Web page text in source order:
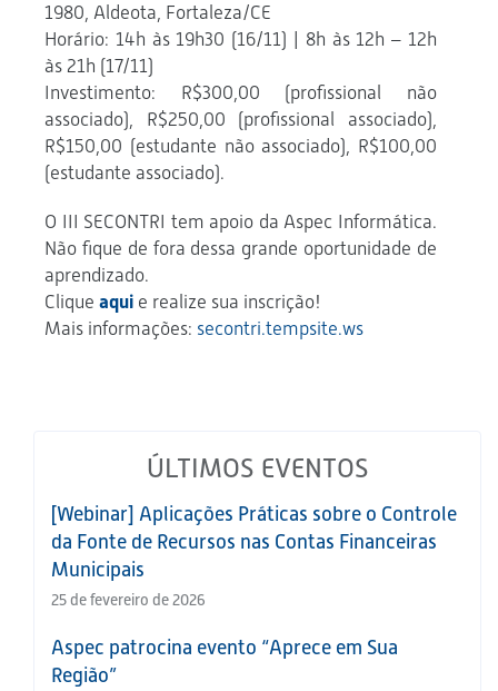
1980, Aldeota, Fortaleza/CE
Horário: 14h às 19h30 (16/11) | 8h às 12h – 12h
às 21h (17/11)
Investimento: R$300,00 (profissional não
associado), R$250,00 (profissional associado),
R$150,00 (estudante não associado), R$100,00
(estudante associado).
O III SECONTRI tem apoio da Aspec Informática.
Não fique de fora dessa grande oportunidade de
aprendizado.
Clique aqui e realize sua inscrição!
Mais informações: secontri.tempsite.ws
ÚLTIMOS EVENTOS
[Webinar] Aplicações Práticas sobre o Controle
da Fonte de Recursos nas Contas Financeiras
Municipais
25 de fevereiro de 2026
Aspec patrocina evento “Aprece em Sua
Região”